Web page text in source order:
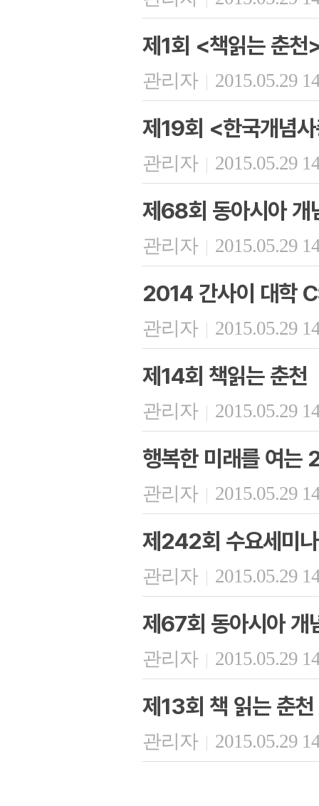
제1회 <책읽는 춘천
관리자 | 2015.05.29
제19회 <한국개념
관리자 | 2015.05.29
제68회 동아시아 개
관리자 | 2015.05.29
2014 간사이 대학
관리자 | 2015.05.29
제14회 책읽는 춘천
관리자 | 2015.05.29
행복한 미래를 여는
관리자 | 2015.05.29
제242회 수요세미나
관리자 | 2015.05.29
제67회 동아시아 개
관리자 | 2015.05.29
제13회 책 읽는 춘천
관리자 | 2015.05.29